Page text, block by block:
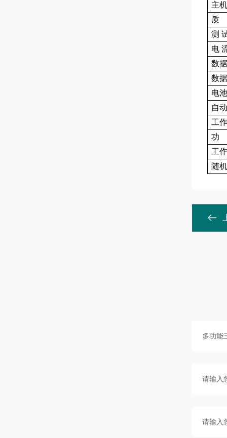
主
质
测
电
数
数
电
自
工
功
工
随